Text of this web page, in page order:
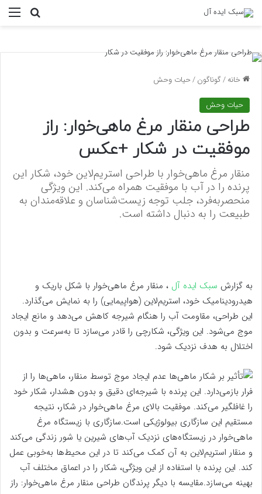
خانه/گوناگون/حیات وحش
حیات وحش
طراحی منقار مرغ ماهی‌خوار: راز
موفقیت در شکار +عکس
منقار مرغ ماهی‌خوار با طراحی استریم‌لاین خود، شکار این
پرنده را در آب با موفقیت همراه می‌کند. این ویژگی
منحصربه‌فرد، جلب توجه زیست‌شناسان و علاقه‌مندان به
طبیعت را به دنبال داشته است.
به گزارش سبک ایده آل ، منقار مرغ ماهی‌خوار با شکل باریک و
هیدرودینامیک خود، استریم‌لاین (هواپیمایی) را به نمایش می‌گذارد.
این طراحی، مقاومت آب را هنگام شیرجه کاهش می‌دهد و مانع ایجاد
موج می‌شود. این ویژگی، شکارچی را قادر می‌سازد تا به‌سرعت و بدون
اختلال به هدف نزدیک شود.